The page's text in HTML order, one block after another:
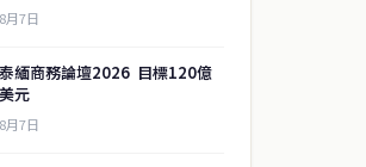
8月7日
泰緬商務論壇2026 目標120億
美元
8月7日